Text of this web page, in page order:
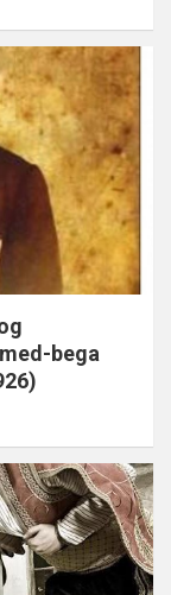
bega